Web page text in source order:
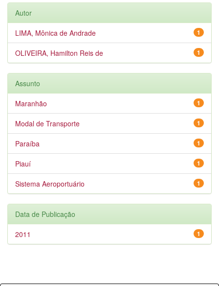
Autor
1
LIMA, Mônica de Andrade
1
OLIVEIRA, Hamilton Reis de
Assunto
1
Maranhão
1
Modal de Transporte
1
Paraíba
1
Piauí
1
Sistema Aeroportuário
Data de Publicação
1
2011